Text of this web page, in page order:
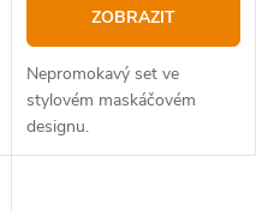
ZOBRAZIT
Nepromokavý set ve
stylovém maskáčovém
designu.